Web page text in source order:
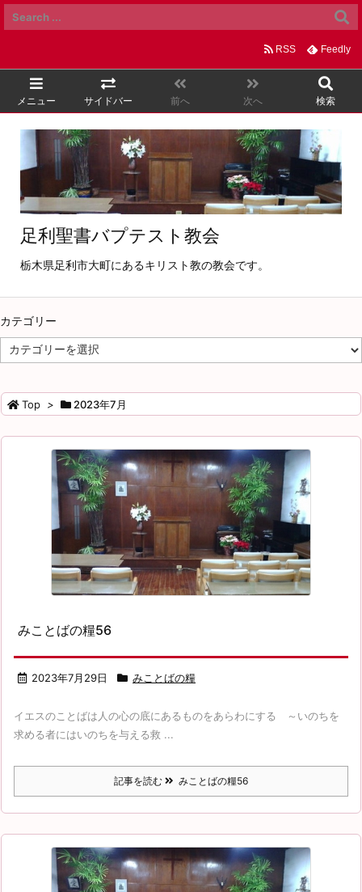
メニュー サイドバー 前へ 次へ 検索
RSS Feedly
足利聖書バプテスト教会
栃木県足利市大町にあるキリスト教の教会です。
カテゴリー
テ
リ
ー
Top > 2023年7月
みことばの糧56
2023年7月29日 みことばの糧
イエスのことばは人の心の底にあるものをあらわにする ～いのちを
求める者にはいのちを与える救 ...
記事を読む みことばの糧56